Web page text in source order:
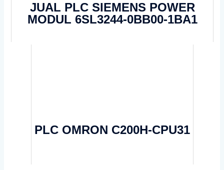
JUAL PLC SIEMENS POWER
MODUL 6SL3244-0BB00-1BA1
PLC OMRON C200H-CPU31